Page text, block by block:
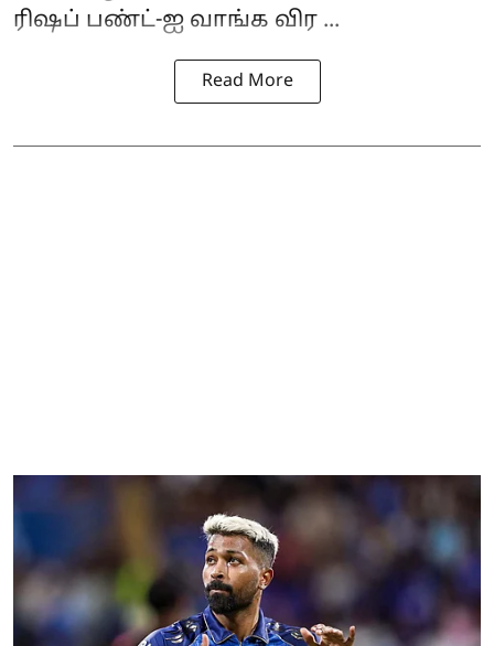
ரிஷப் பண்ட்-ஐ வாங்க விர ...
Read More